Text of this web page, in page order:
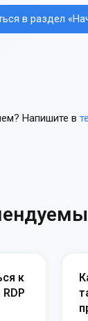
в раздел
Напишите в
к